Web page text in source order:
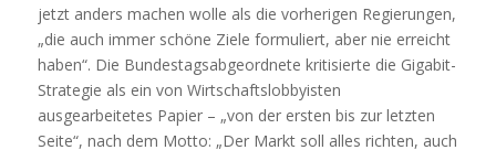
jetzt anders machen wolle als die vorherigen Regierungen,
„die auch immer schöne Ziele formuliert, aber nie erreicht
haben“. Die Bundestagsabgeordnete kritisierte die Gigabit-
Strategie als ein von Wirtschaftslobbyisten
ausgearbeitetes Papier – „von der ersten bis zur letzten
Seite“, nach dem Motto: „Der Markt soll alles richten, auch